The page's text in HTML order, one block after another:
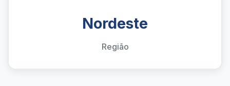
Nordeste
Região